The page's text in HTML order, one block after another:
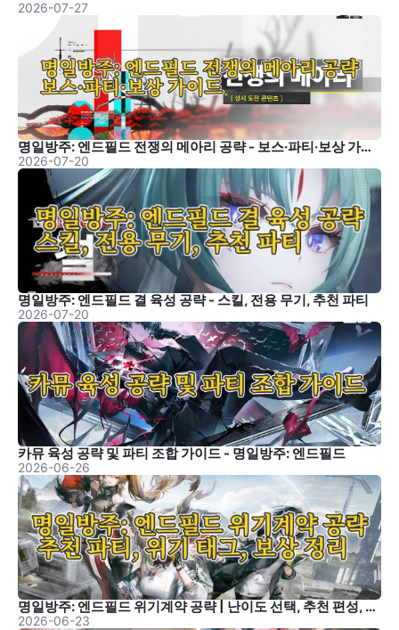
2026-07-27
명일방주: 엔드필드 전쟁의 메아리 공략 - 보스·파티·보상 가이드
2026-07-20
명일방주: 엔드필드 결 육성 공략 - 스킬, 전용 무기, 추천 파티
2026-07-20
카뮤 육성 공략 및 파티 조합 가이드 - 명일방주: 엔드필드
2026-06-26
명일방주: 엔드필드 위기계약 공략 | 난이도 선택, 추천 편성, 보상 정리
2026-06-23